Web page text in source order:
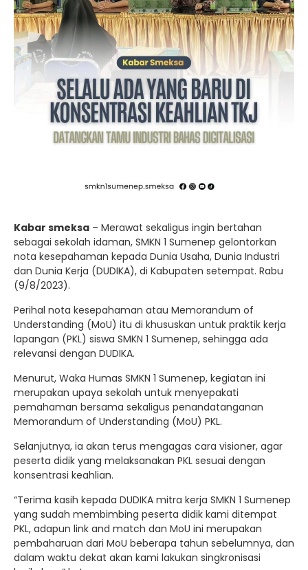
Kabar smeksa – Merawat sekaligus ingin bertahan
sebagai sekolah idaman, SMKN 1 Sumenep gelontorkan
nota kesepahaman kepada Dunia Usaha, Dunia Industri
dan Dunia Kerja (DUDIKA), di Kabupaten setempat. Rabu
(9/8/2023).
Perihal nota kesepahaman atau Memorandum of
Understanding (MoU) itu di khususkan untuk praktik kerja
lapangan (PKL) siswa SMKN 1 Sumenep, sehingga ada
relevansi dengan DUDIKA.
Menurut, Waka Humas SMKN 1 Sumenep, kegiatan ini
merupakan upaya sekolah untuk menyepakati
pemahaman bersama sekaligus penandatanganan
Memorandum of Understanding (MoU) PKL.
Selanjutnya, ia akan terus mengagas cara visioner, agar
peserta didik yang melaksanakan PKL sesuai dengan
konsentrasi keahlian.
“Terima kasih kepada DUDIKA mitra kerja SMKN 1 Sumenep
yang sudah membimbing peserta didik kami ditempat
PKL, adapun link and match dan MoU ini merupakan
pembaharuan dari MoU beberapa tahun sebelumnya, dan
dalam waktu dekat akan kami lakukan singkronisasi